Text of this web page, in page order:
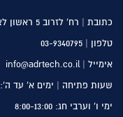
כתובת | רח’ לזרוב 5 ראשון לציון
טלפון | 03-9340795
אימייל | info@adrtech.co.il
שעות פתיחה | ימים א’ עד ה’: 8:00-17:00
ימי ו’ וערבי חג: 8:00-13:00